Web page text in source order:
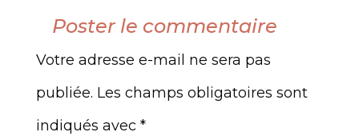
Poster le commentaire
Votre adresse e-mail ne sera pas
publiée. Les champs obligatoires sont
indiqués avec *